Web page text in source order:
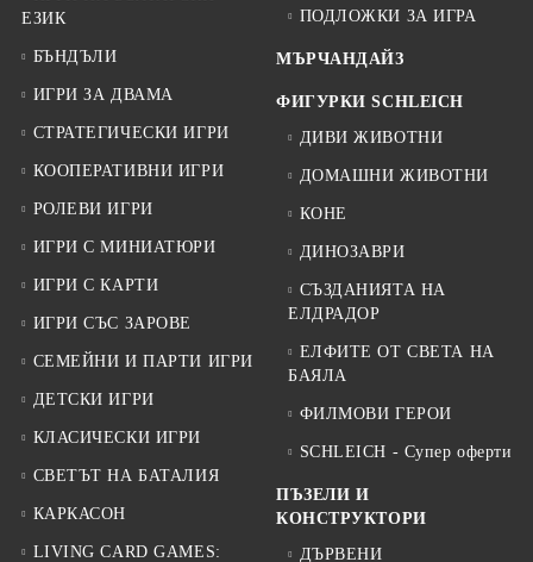
ЕЗИК
БЪНДЪЛИ
ИГРИ ЗА ДВАМА
СТРАТЕГИЧЕСКИ ИГРИ
КООПЕРАТИВНИ ИГРИ
РОЛЕВИ ИГРИ
ИГРИ С МИНИАТЮРИ
ИГРИ С КАРТИ
ИГРИ СЪС ЗАРОВЕ
СЕМЕЙНИ И ПАРТИ ИГРИ
ДЕТСКИ ИГРИ
КЛАСИЧЕСКИ ИГРИ
СВЕТЪТ НА БАТАЛИЯ
КАРКАСОН
LIVING CARD GAMES:
ПОДЛОЖКИ ЗА ИГРА
МЪРЧАНДАЙЗ
ФИГУРКИ SCHLEICH
ДИВИ ЖИВОТНИ
ДОМАШНИ ЖИВОТНИ
КОНЕ
ДИНОЗАВРИ
СЪЗДАНИЯТА НА
ЕЛДРАДОР
ЕЛФИТЕ ОТ СВЕТА НА
БАЯЛА
ФИЛМОВИ ГЕРОИ
SCHLEICH - Супер оферти
ПЪЗЕЛИ И
КОНСТРУКТОРИ
ДЪРВЕНИ